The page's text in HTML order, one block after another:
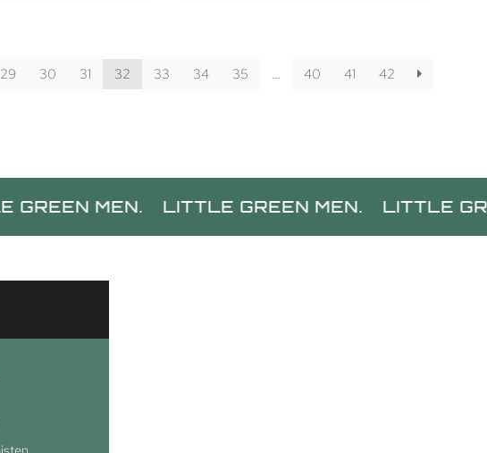
29 30 31 32 33 34 35 … 40 41 42
MEN. LITTLE GREEN MEN. LITTLE GREEN